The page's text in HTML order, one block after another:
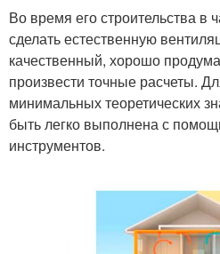
Во время его строительства в
сделать естественную
качественный, хорошо
произвести точные расчеты.
минимальных теоретических
быть легко выполнена с
инструментов.